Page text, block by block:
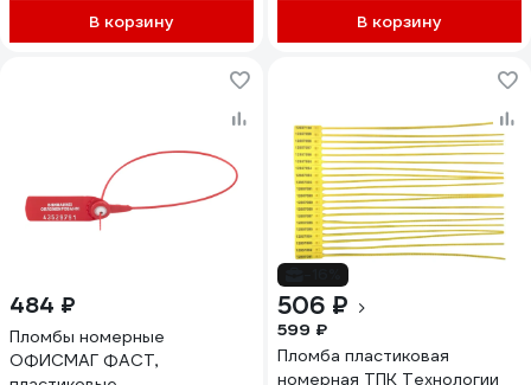
PRIZMA U-2,4-500-250
В корзину
Контроля 24126В корзину
484 ₽
Пломбы номерные
ОФИСМАГ ФАСТ,
506 ₽
599 ₽
Пломба пластиковая
номерная ТПК Технологии